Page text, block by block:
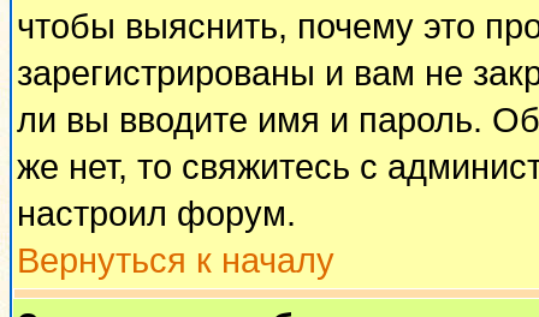
чтобы выяснить, почему это
зарегистрированы и вам не
ли вы вводите имя и пароль.
же нет, то свяжитесь с
настроил форум.
Вернуться к началу